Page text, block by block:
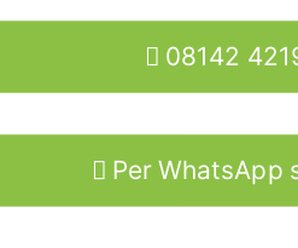
08142
Per WhatsApp